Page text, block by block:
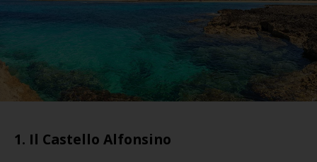
1. Il Castello Alfonsino